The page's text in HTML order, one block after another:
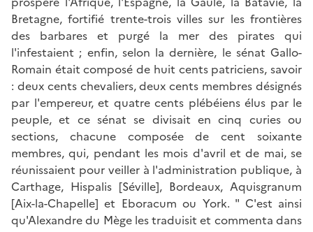
Bretagne, fortifié trente-trois villes sur les frontières
des barbares et purgé la mer des pirates qui
l'infestaient ; enfin, selon la dernière, le sénat Gallo-
Romain était composé de huit cents patriciens, savoir
: deux cents chevaliers, deux cents membres désignés
par l'empereur, et quatre cents plébéiens élus par le
peuple, et ce sénat se divisait en cinq curies ou
sections, chacune composée de cent soixante
membres, qui, pendant les mois d'avril et de mai, se
réunissaient pour veiller à l'administration publique, à
Carthage, Hispalis [Séville], Bordeaux, Aquisgranum
[Aix-la-Chapelle] et Eboracum ou York. " C'est ainsi
qu'Alexandre du Mège les traduisit et commenta dans